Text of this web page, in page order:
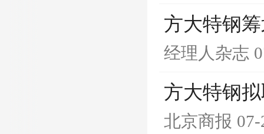
方大特钢
经理人杂志
方大特钢
北京商报